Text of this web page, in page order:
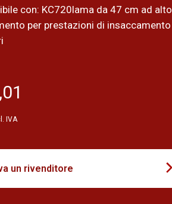
con: KC720lama da 47 cm ad alto
per prestazioni di insaccamento
IVA
un rivenditore